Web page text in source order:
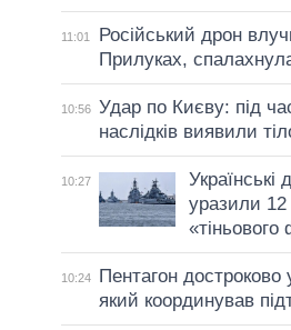
11:01
Російський дрон
Прилуках,
10:56 Удар по Києву: під час
наслідків виявили
10:27
уразили 12
10:24
Пентагон достроково
який координував